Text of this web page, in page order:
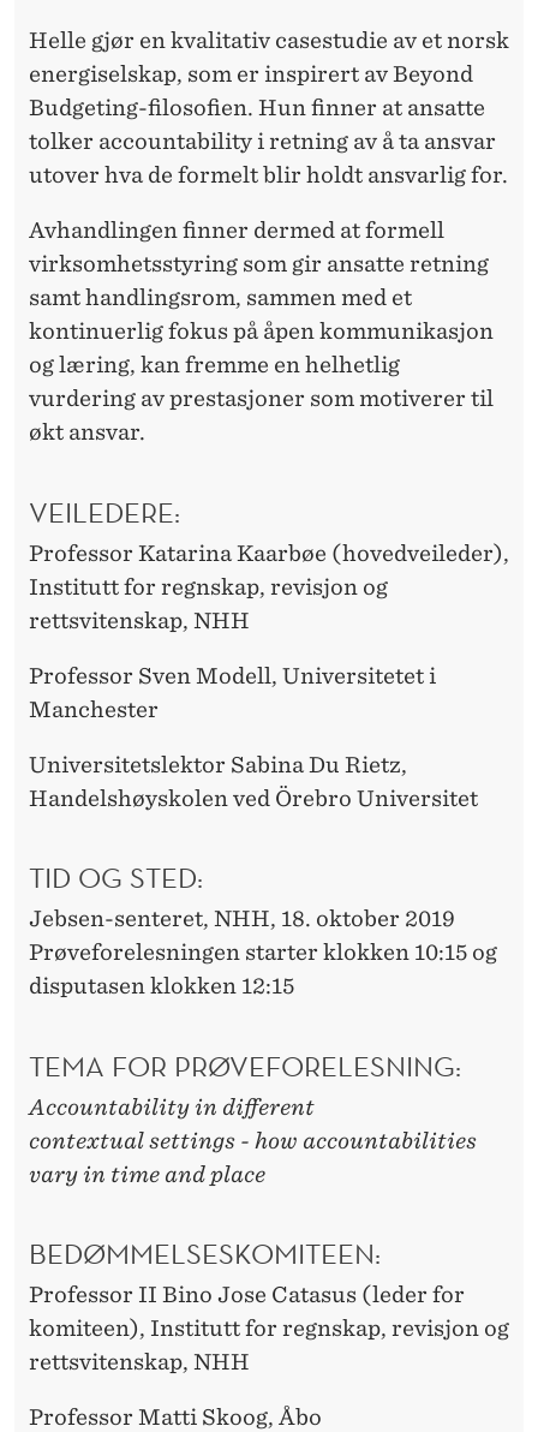
Helle gjør en kvalitativ casestudie av et norsk
energiselskap, som er inspirert av Beyond
Budgeting-filosofien. Hun finner at ansatte
tolker accountability i retning av å ta ansvar
utover hva de formelt blir holdt ansvarlig for.
Avhandlingen finner dermed at formell
virksomhetsstyring som gir ansatte retning
samt handlingsrom, sammen med et
kontinuerlig fokus på åpen kommunikasjon
og læring, kan fremme en helhetlig
vurdering av prestasjoner som motiverer til
økt ansvar.
VEILEDERE:
Professor Katarina Kaarbøe (hovedveileder),
Institutt for regnskap, revisjon og
rettsvitenskap, NHH
Professor Sven Modell, Universitetet i
Manchester
Universitetslektor Sabina Du Rietz,
Handelshøyskolen ved Örebro Universitet
TID OG STED:
Jebsen-senteret, NHH, 18. oktober 2019
Prøveforelesningen starter klokken 10:15 og
disputasen klokken 12:15
TEMA FOR PRØVEFORELESNING:
Accountability in different
contextual settings - how accountabilities
vary in time and place
BEDØMMELSESKOMITEEN:
Professor II Bino Jose Catasus (leder for
komiteen), Institutt for regnskap, revisjon og
rettsvitenskap, NHH
Professor Matti Skoog, Åbo